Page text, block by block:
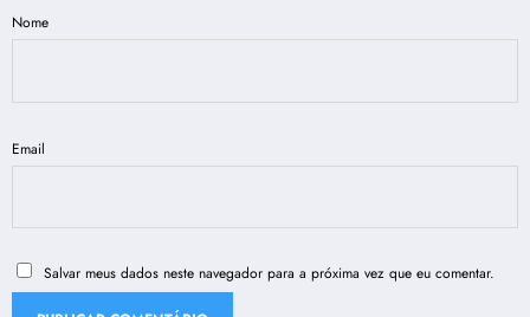
Nome
Email
Salvar meus dados neste navegador para a próxima vez que eu comentar.